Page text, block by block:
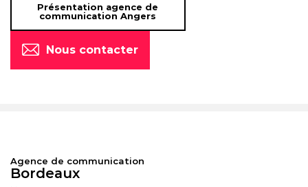
Présentation agence de
communication Angers
Nous contacter
Agence de communication
Bordeaux